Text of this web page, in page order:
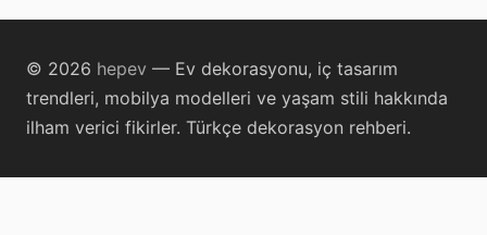
© 2026 hepev — Ev dekorasyonu, iç tasarım
trendleri, mobilya modelleri ve yaşam stili hakkında
ilham verici fikirler. Türkçe dekorasyon rehberi.